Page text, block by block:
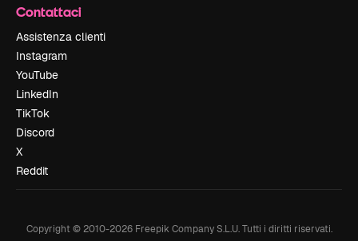
Contattaci
Assistenza clienti
Instagram
YouTube
LinkedIn
TikTok
Discord
X
Reddit
Copyright © 2010-2026Freepik Company S.L.U. Tutti i diritti riservati.